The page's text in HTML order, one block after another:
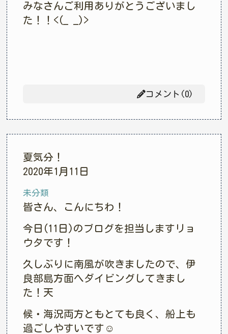
みなさんご利用ありがとうございまし
た！！<(_ _)>
コメント(0)
夏気分！
2020年1月11日
未分類
皆さん、こんにちわ！
今日(11日)のブログを担当しますリョ
ウタです！
久しぶりに南風が吹きましたので、伊
良部島方面へダイビングしてきまし
た！天
候・海況両方ともとても良く、船上も
過ごしやすいです☺︎